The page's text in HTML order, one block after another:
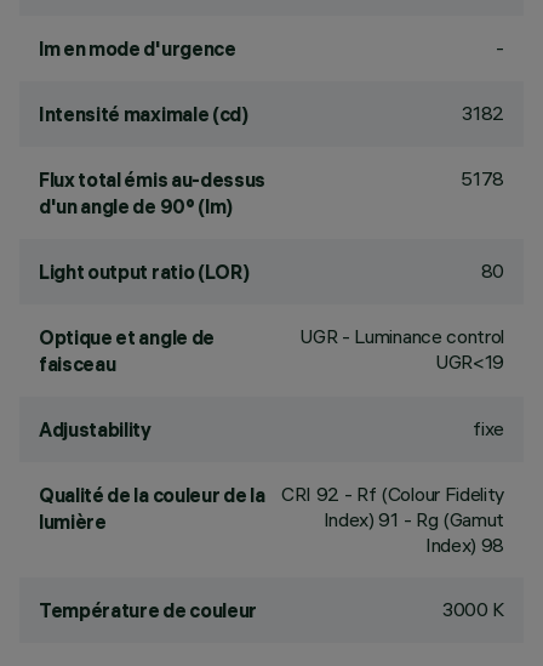
lm en mode d'urgence -
Intensité maximale (cd) 3182
Flux total émis au-dessus
d'un angle de 90° (lm)
5178
Light output ratio (LOR) 80
Optique et angle de
faisceau
UGR - Luminance control
UGR<19
Adjustability fixe
Qualité de la couleur de la
lumière
CRI 92 - Rf (Colour Fidelity
Index) 91 - Rg (Gamut
Index) 98
Température de couleur 3000 K